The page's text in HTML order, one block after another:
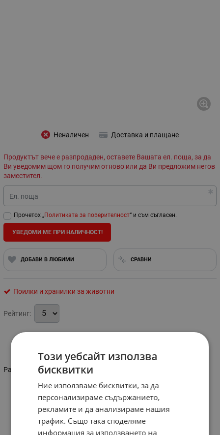
Неналичен Доставка и плащане
Продуктът вече е разпродаден, оставете Вашата ел. поща, за да
Ви уведомим щом го получим отново или да Ви предложим негов
заместител.
Ел. поща
Прочетох „Политиката за поверителност“ и съм съгласен.
УВЕДОМИ МЕ ПРИ НАЛИЧНОСТ!
ДОБАВИ В ЛЮБИМИ СРАВНИ
Поилки и хранилки за животни
Рейтинг:
Информация
Размер-1/2"
Този уебсайт използва
бисквитки
Ние използваме бисквитки, за да
персонализираме съдържанието,
рекламите и да анализираме нашия
трафик. Също така споделяме
информация за използването на